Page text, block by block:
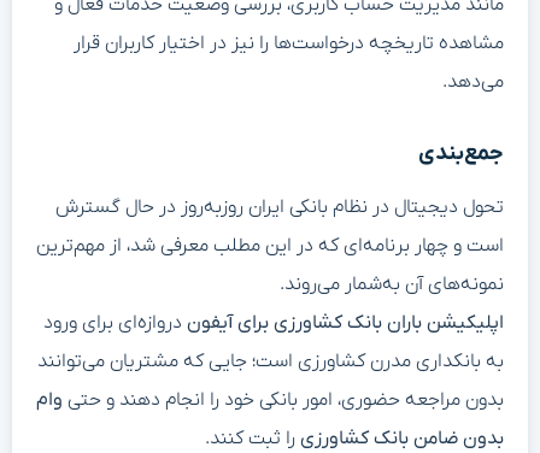
مشاهده تاریخچه درخواست‌ها را نیز در اختیار کاربران قرار
می‌دهد.
جمع‌بندی
تحول دیجیتال در نظام بانکی ایران روزبه‌روز در حال گسترش
است و چهار برنامه‌ای که در این مطلب معرفی شد، از مهم‌ترین
نمونه‌های آن به‌شمار می‌روند.
اپلیکیشن باران بانک کشاورزی برای آیفون دروازه‌ای برای ورود
به بانکداری مدرن کشاورزی است؛ جایی که مشتریان می‌توانند
بدون مراجعه حضوری، امور بانکی خود را انجام دهند و حتی وام
بدون ضامن بانک کشاورزی را ثبت کنند.